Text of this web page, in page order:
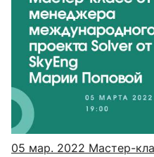
05 мар. 2022 Мастер-